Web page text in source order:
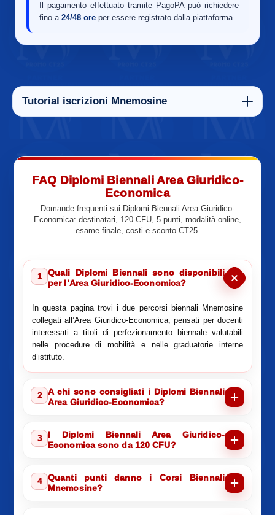
Il pagamento effettuato tramite PagoPA può richiedere
fino a 24/48 ore per essere registrato dalla piattaforma.
Tutorial iscrizioni Mnemosine
FAQ Diplomi Biennali Area Giuridico-
Economica
Domande frequenti sui Diplomi Biennali Area Giuridico-
Economica: destinatari, 120 CFU, 5 punti, modalità online,
esame finale, costi e sconto CT25.
1
Quali Diplomi Biennali sono disponibili
per l’Area Giuridico-Economica?
In questa pagina trovi i due percorsi biennali Mnemosine
collegati all’Area Giuridico-Economica, pensati per docenti
interessati a titoli di perfezionamento biennale valutabili
nelle procedure di mobilità e nelle graduatorie interne
d’istituto.
2
A chi sono consigliati i Diplomi Biennali
Area Giuridico-Economica?
3
I Diplomi Biennali Area Giuridico-
Economica sono da 120 CFU?
4
Quanti punti danno i Corsi Biennali
Mnemosine?